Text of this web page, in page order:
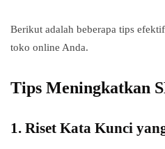
Berikut adalah beberapa tips
toko online Anda.
Tips Meningkatkan
1. Riset Kata Kunci